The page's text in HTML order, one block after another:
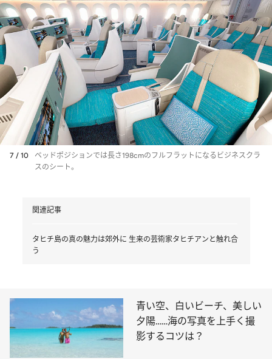
7 / 10
ベッドポジションでは長さ198cmのフルフラットになるビジネスクラ
スのシート。
関連記事
タヒチ島の真の魅力は郊外に 生来の芸術家タヒチアンと触れ合
う
青い空、白いビーチ、美しい
夕陽……海の写真を上手く撮
影するコツは？